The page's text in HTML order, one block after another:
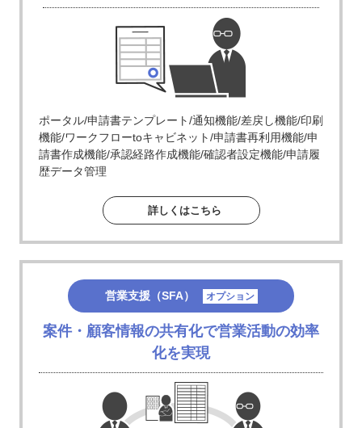
ポータル/申請書テンプレート/通知機能/差戻し機能/印刷
機能/ワークフローtoキャビネット/申請書再利用機能/申
請書作成機能/承認経路作成機能/確認者設定機能/申請履
歴データ管理
詳しくはこちら
営業支援（SFA） オプション
案件・顧客情報の共有化で営業活動の効率
化を実現